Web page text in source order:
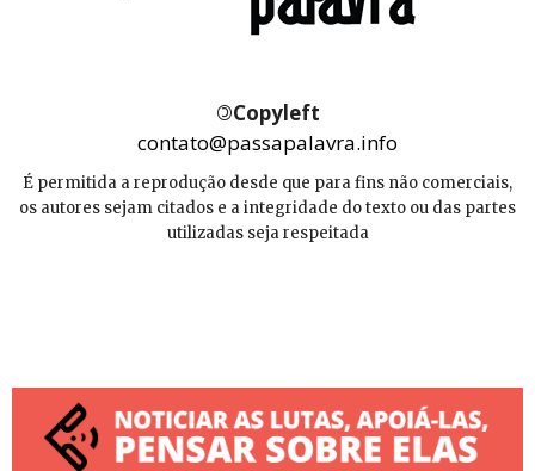
©Copyleft
contato@passapalavra.info
É permitida a reprodução desde que para fins não comerciais,
os autores sejam citados e a integridade do texto ou das partes
utilizadas seja respeitada